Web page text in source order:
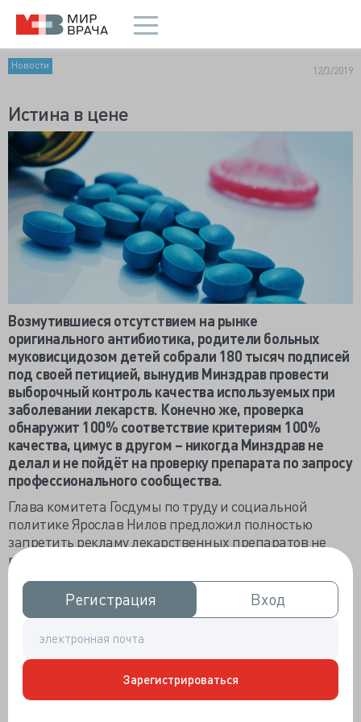
Регистрация
Регистрация Вход
Вход
Зарегистрироваться
Новости 12/3/2019
Истина в цене
Возмутившиеся отсутствием на рынке
оригинального антибиотика, родители больных
муковисцидозом детей собрали 180 тысяч подписей
под своей петицией, вынудив Минздрав провести
выборочный контроль качества используемых при
заболевании лекарств. Конечно же, проверка
обнаружит 100% соответствие критериям 100%
качества, цимус в другом – никогда Минздрав не
делал и не пойдёт на проверку препарата по запросу
профессионального сообщества.
Глава комитета Госдумы по труду и социальной
политике Ярослав Нилов предложил полностью
запретить рекламу лекарственных препаратов не
ради блага пациентов и не в помощь врачам: «Уже
бьют тревогу наши фармпроизводители, которые
говорят, мы не имеем возможности выделять такие
бюджетные средства на продвижение своих товаров.
и наши производители не в состоянии даже
выставлять там свой товар».
Отечественных производителей жаль, аптечным